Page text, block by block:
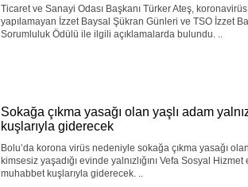
Ticaret ve Sanayi Odası Başkanı Türker Ateş, koronavirüs
yapılamayan İzzet Baysal Şükran Günleri ve TSO İzzet
Sorumluluk Ödülü ile ilgili açıklamalarda bulundu. ..
Sokağa çıkma yasağı olan yaşlı adam
kuşlarıyla giderecek
Bolu’da korona virüs nedeniyle sokağa çıkma yasağı
kimsesiz yaşadığı evinde yalnızlığını Vefa Sosyal
muhabbet kuşlarıyla giderecek. ..